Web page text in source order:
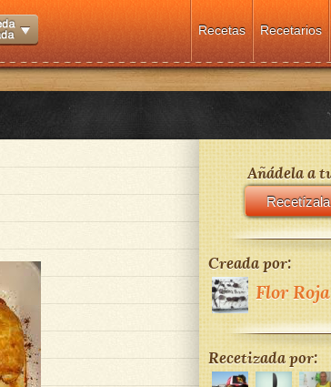
Recetarios
Recetas
Añádela a
Recetízala
Creada por:
Flor Roja
Recetizada por: